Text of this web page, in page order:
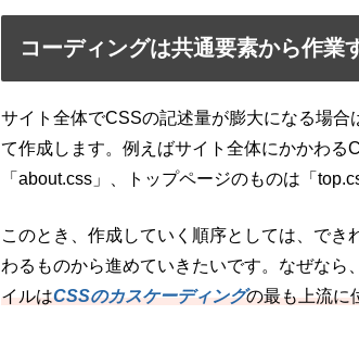
コーディングは共通要素から作業
サイト全体でCSSの記述量が膨大になる場
て作成します。例えばサイト全体にかかわ
「about.css」、トップページのものは「
このとき、作成していく順序としては、で
わるものから進めていきたいです。なぜなら
イルはCSSのカスケーディングの最も上流に